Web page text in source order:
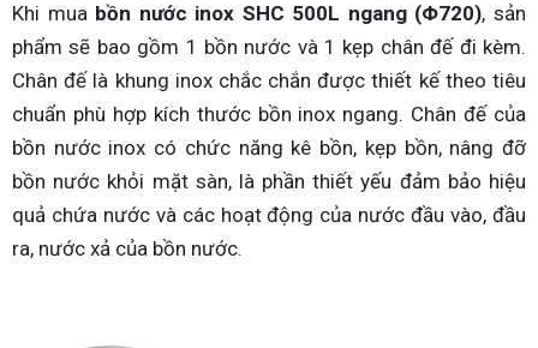
Khi muabồn nước inox SHC 500L ngang (Φ720), sản
phẩm sẽ bao gồm 1 bồn nước và 1 kẹp chân đế đi kèm.
Chân đế là khung inox chắc chắn được thiết kế theo tiêu
chuẩn phù hợp kích thước bồn inox ngang. Chân đế của
bồn nước inox có chức năng kê bồn, kẹp bồn, nâng đỡ
bồn nước khỏi mặt sàn, là phần thiết yếu đảm bảo hiệu
quả chứa nước và các hoạt động của nước đầu vào, đầu
ra, nước xả của bồn nước.